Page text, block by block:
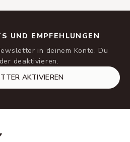
UND EMPFEHLUNGEN
in deinem Konto. Du
deaktivieren.
AKTIVIEREN